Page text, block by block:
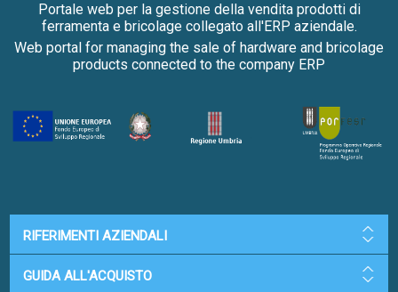
Portale web per la gestione della vendita prodotti di
ferramenta e bricolage collegato all'ERP aziendale.
Web portal for managing the sale of hardware and bricolage
products connected to the company ERP
RIFERIMENTI AZIENDALI
GUIDA ALL'ACQUISTO